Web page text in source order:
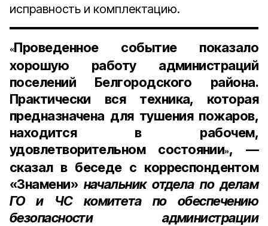
исправность и комплектацию.
«Проведенное событие показало
хорошую работу администраций
поселений Белгородского района.
Практически вся техника, которая
предназначена для тушения пожаров,
находится в рабочем,
удовлетворительном состоянии», —
сказал в беседе с корреспондентом
«Знамени» начальник отдела по делам
ГО и ЧС комитета по обеспечению
безопасности администрации